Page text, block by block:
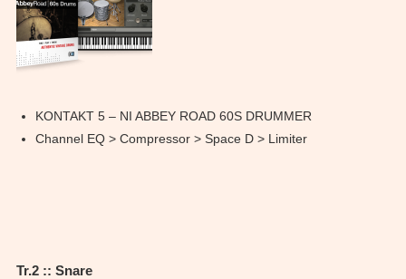
KONTAKT 5 – NI ABBEY ROAD 60S DRUMMER
Channel EQ > Compressor > Space D > Limiter
Tr.2 :: Snare